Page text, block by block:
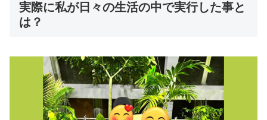
実際に私が日々の生活の中で実行した事と
は？